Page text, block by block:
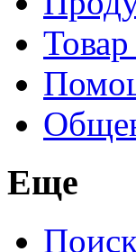
Еще
Поиск